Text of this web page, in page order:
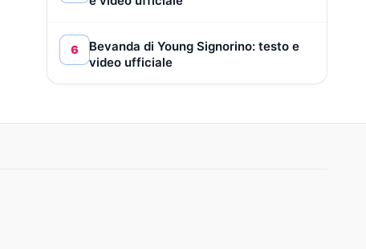
6
Bevanda di Young Signorino: testo e
video ufficiale